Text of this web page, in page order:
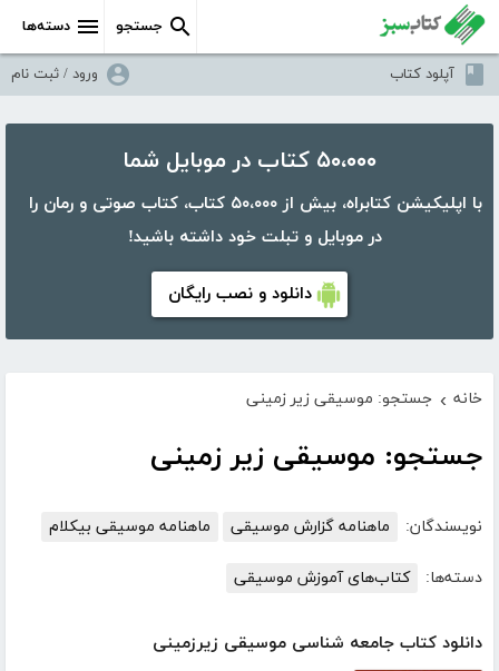
دسته‌ها جستجو
آپلود کتاب ورود / ثبت نام
۵۰،۰۰۰ کتاب در موبایل شما
با اپلیکیشن کتابراه، بیش از ۵۰،۰۰۰ کتاب، کتاب صوتی و رمان را
در موبایل و تبلت خود داشته باشید!
دانلود و نصب رایگان
خانه › جستجو: موسیقی زیر زمینی
جستجو: موسیقی زیر زمینی
نویسندگان: ماهنامه گزارش موسیقی ماهنامه موسیقی بیکلام
دسته‌ها: کتاب‌های آموزش موسیقی
دانلود کتاب جامعه شناسی موسیقی زیرزمینی